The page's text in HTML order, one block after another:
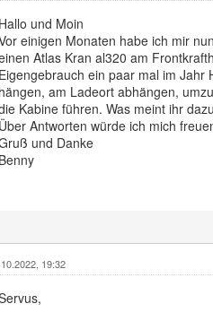
Hallo und Moin
einigen Monaten habe ich mir
Atlas Kran al320 am
Eigengebrauch ein paar mal im Jahr
hängen, am Ladeort abhängen,
Kabine führen. Was meint ihr
Über Antworten würde ich mich
und Danke
Benny
19:32